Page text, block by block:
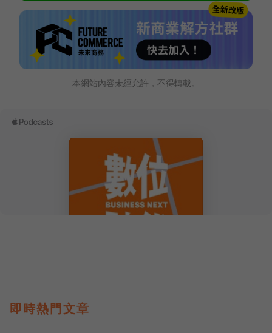
本網站內容未經允許，不得轉載。
即時熱門文章